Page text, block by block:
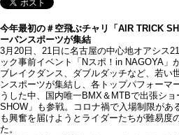
今年最初の＃空飛ぶチャリ「AIR TRICK
ーバンスポーツが集結
3月20日、21日に名古屋の中心地オアシス
ック事前イベント「Nスポ！in NAGOYA」
ブレイクダンス、ダブルダッチなど、若い
ンスポーツが集結し、各トップパフォーマ
うした中、国内唯一BMX＆MTBで出張シ
SHOW」も参戦。コロナ禍で入場制限があ
も興奮を届けようとライダーたちが難易度
た。